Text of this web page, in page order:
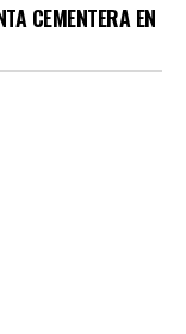
CEMENTERA EN